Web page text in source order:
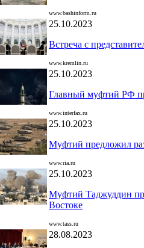
www.bashinform.ru
25.10.2023
Встреча с
www.kremlin.ru
25.10.2023
Главный муфтий РФ
www.interfax.ru
25.10.2023
Муфтий предложил
www.ria.ru
25.10.2023
Муфтий Таджуддин
Востоке
www.tass.ru
28.08.2023